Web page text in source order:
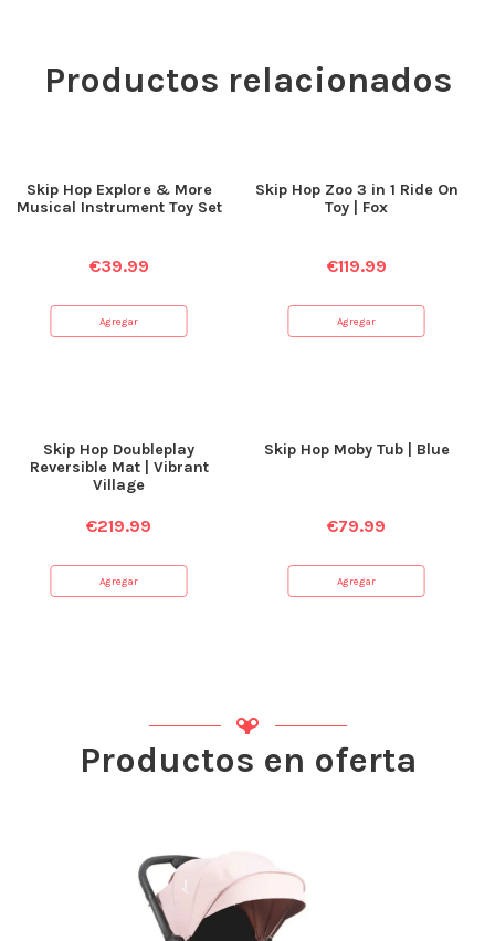
Productos relacionados
Skip Hop Explore & More
Musical Instrument Toy Set
€39.99
Agregar
Skip Hop Zoo 3 in 1 Ride On
Toy | Fox
€119.99
Agregar
Skip Hop Doubleplay
Reversible Mat | Vibrant
Village
€219.99
Agregar
Skip Hop Moby Tub | Blue
€79.99
Agregar
Productos en oferta